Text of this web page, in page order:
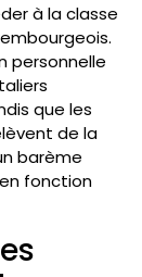
à la classe
personnelle
que les
de la
barème
fonction